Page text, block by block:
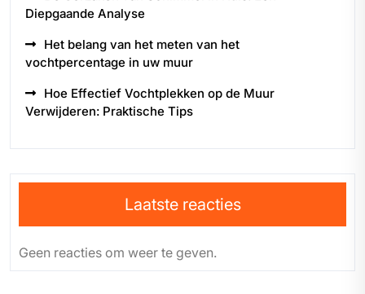
Diepgaande Analyse
Het belang van het meten van het
vochtpercentage in uw muur
Hoe Effectief Vochtplekken op de Muur
Verwijderen: Praktische Tips
Laatste reacties
Geen reacties om weer te geven.